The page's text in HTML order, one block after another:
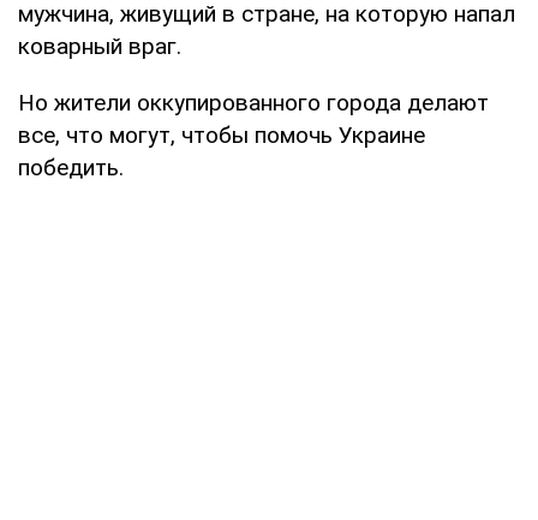
мужчина, живущий в стране, на которую напал
коварный враг.
Но жители оккупированного города делают
все, что могут, чтобы помочь Украине
победить.